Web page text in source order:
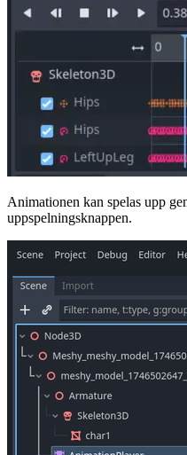
Animationen kan spelas upp
uppspelningsknappen.